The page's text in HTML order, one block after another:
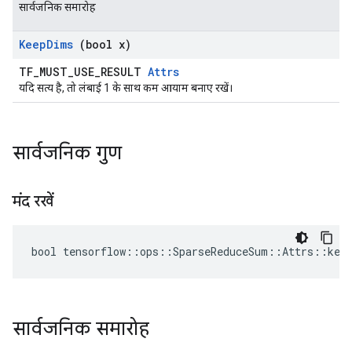
सार्वजनिक समारोह
KeepDims (bool x)
TF_MUST_USE_RESULT Attrs
यदि सत्य है, तो लंबाई 1 के साथ कम आयाम बनाए रखें।
सार्वजनिक गुण
मंद रखें
bool
सार्वजनिक समारोह